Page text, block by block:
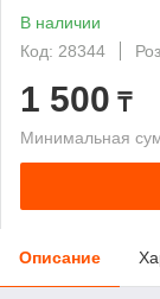
В наличии
Код: 28344
1 500 ₸
Минимальная
Описание